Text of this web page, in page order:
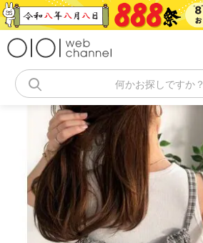
コ
ン
何かお探しですか？